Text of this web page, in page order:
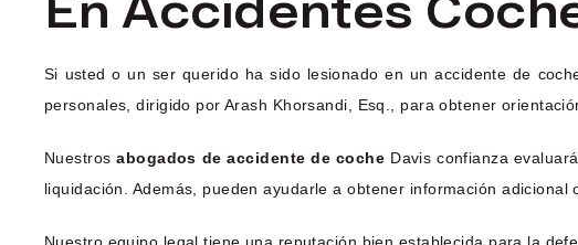
Si usted o un ser querido ha sido lesionado en un accidente de
personales, dirigido por Arash Khorsandi, Esq., para obtener
Nuestrosabogados de accidente de coche Davis confianza
liquidación. Además, pueden ayudarle a obtener información adicional